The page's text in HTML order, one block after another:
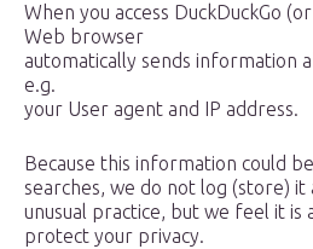
When you access DuckDuckGo
Web browser
automatically sends information
e.g.
your User agent and IP address.
Because this information could
searches, we do not log (store) it
unusual practice, but we feel it
protect your privacy.